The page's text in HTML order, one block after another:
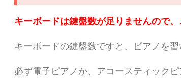
キーボードは鍵盤数が足りませんので、
キーボードの鍵盤数ですと、ピアノを
必ず電子ピアノか、アコースティック